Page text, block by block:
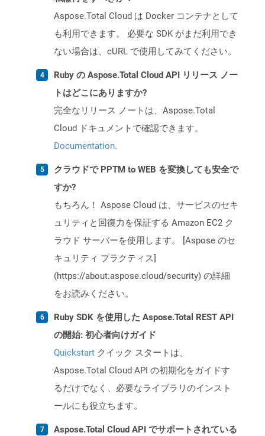
Aspose.Total Cloud は Docker コンテナとして
も利用できます。 必要な SDK がまだ利用でき
ない場合は、cURL で使用してみてください。
Ruby の Aspose.Total Cloud API リリース ノー
トはどこにありますか?
完全なリリース ノートは、Aspose.Total
Cloud ドキュメントで確認できます。
Documentation.
クラウドで PPTM to WEB を変換しても安全で
すか?
もちろん！ Aspose Cloud は、サービスのセキ
ュリティと回復力を保証する Amazon EC2 ク
ラウド サーバーを使用します。 [Aspose のセ
キュリティ プラクティス]
(https://about.aspose.cloud/security) の詳細
をお読みください。
Ruby SDK を使用した Aspose.Total REST API
の開始: 初心者向けガイド
Quickstart クイック スタートは、
Aspose.Total Cloud API の初期化をガイドす
るだけでなく、必要なライブラリのインスト
ールにも役立ちます。
Aspose.Total Cloud API でサポートされている